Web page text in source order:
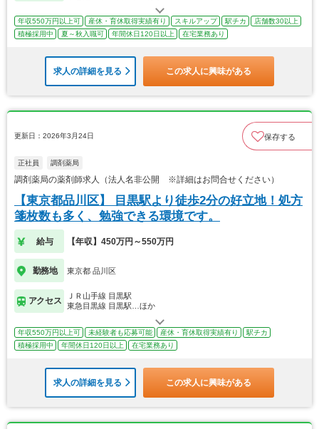
年収550万円以上可 産休・育休取得実績有り スキルアップ 駅チカ
店舗数30以上
積極採用中
夏～秋入職可 年間休日120日以上 在宅業務あり
求人の詳細を見る この求人に興味がある
更新日：2026年3月24日 保存する
正社員 調剤薬局
調剤薬局の薬剤師求人（法人名非公開 ※詳細はお問合せください）
【東京都品川区】 目黒駅より徒歩2分の好立地！処方
箋枚数も多く、勉強できる環境です。
給与 【年収】450万円～550万円
勤務地 東京都 品川区
アクセス
ＪＲ山手線 目黒駅
東急目黒線 目黒駅…ほか
年収550万円以上可 未経験者も応募可能 産休・育休取得実績有り
駅チカ
積極採用中
年間休日120日以上 在宅業務あり
求人の詳細を見る この求人に興味がある